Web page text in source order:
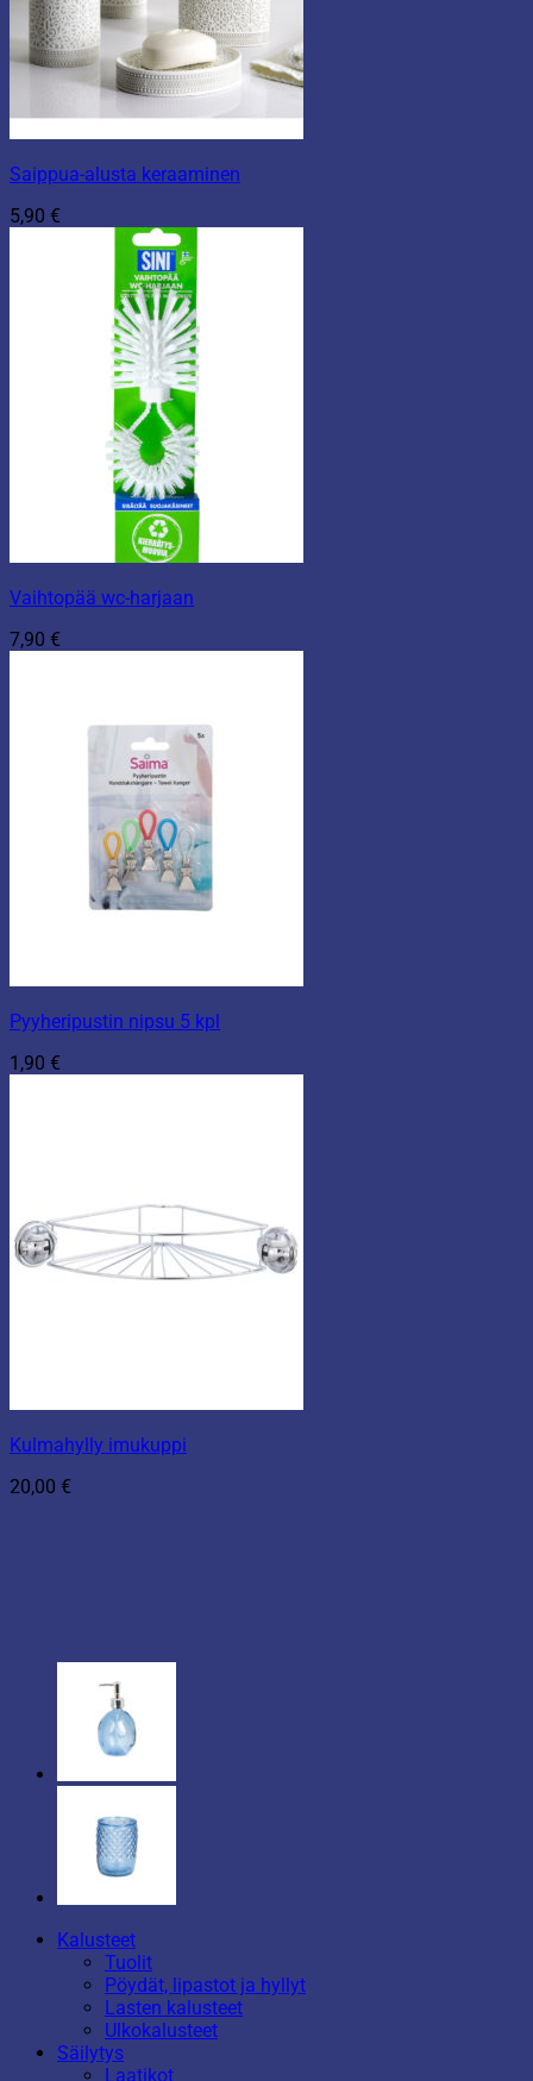
Saippua-alusta keraaminen
5,90 €
Vaihtopää wc-harjaan
7,90 €
Pyyheripustin nipsu 5 kpl
1,90 €
Kulmahylly imukuppi
20,00 €
Kalusteet
Tuolit
Pöydät, lipastot ja hyllyt
Lasten kalusteet
Ulkokalusteet
Säilytys
Laatikot